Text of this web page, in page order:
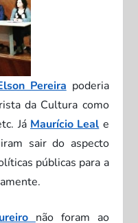
Pereira poderia
da Cultura como
Já Maurício Leal e
sair do aspecto
públicas para a
não foram ao